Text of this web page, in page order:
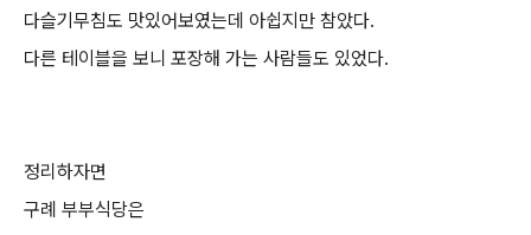
다슬기무침도 맛있어보였는데 아쉽지만 참았다.
다른 테이블을 보니 포장해 가는 사람들도 있었다.
정리하자면
구례 부부식당은